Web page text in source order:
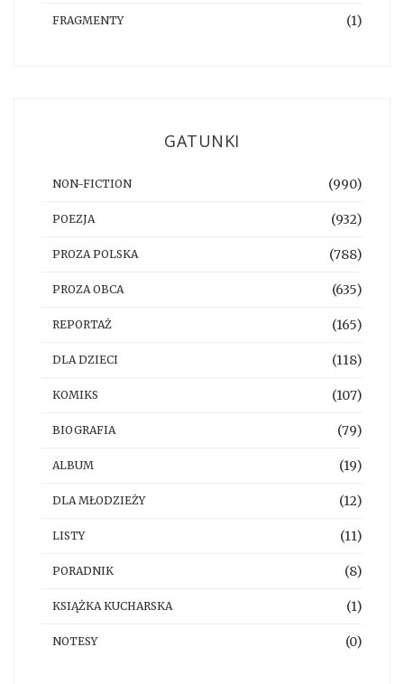
FRAGMENTY (1)
GATUNKI
NON-FICTION (990)
POEZJA (932)
PROZA POLSKA (788)
PROZA OBCA (635)
REPORTAŻ (165)
DLA DZIECI (118)
KOMIKS (107)
BIOGRAFIA (79)
ALBUM (19)
DLA MŁODZIEŻY (12)
LISTY (11)
PORADNIK (8)
KSIĄŻKA KUCHARSKA (1)
NOTESY (0)